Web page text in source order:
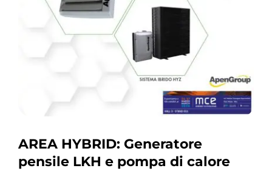
AREA HYBRID: Generatore
pensile LKH e pompa di calore